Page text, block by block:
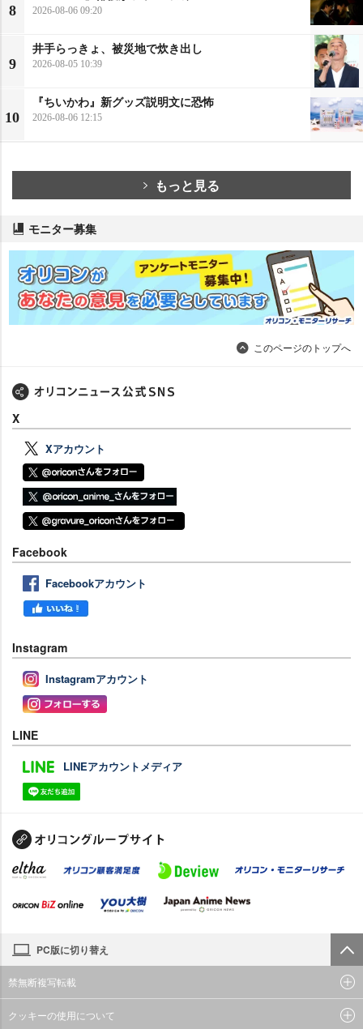
8 2026-08-06 09:20
9
井手らっきょ、被災地で炊き出し
2026-08-05 10:39
10
『ちいかわ』新グッズ説明文に恐怖
2026-08-06 12:15
もっと見る
モニター募集
このページのトップへ
X
Xアカウント
Facebook
Facebookアカウント
Instagram
Instagramアカウント
LINE
LINEアカウントメディア
PC版に切り替え
禁無断複写転載
クッキーの使用について